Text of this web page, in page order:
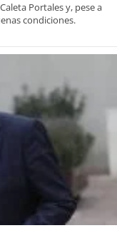
Portales y, pese a
condiciones.